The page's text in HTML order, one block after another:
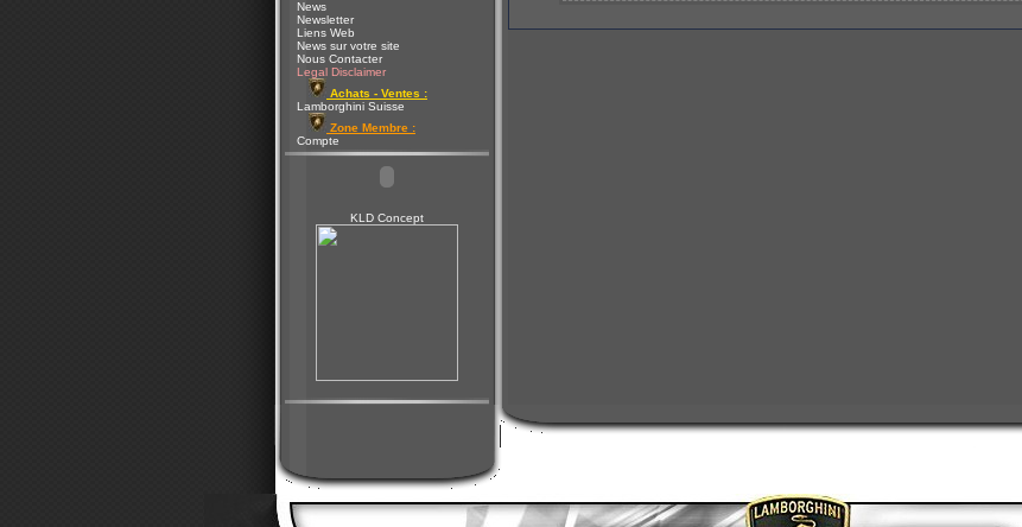
News
Newsletter
Liens Web
News sur votre site
Nous Contacter
Legal Disclaimer
Achats - Ventes :
Lamborghini Suisse
Zone Membre :
Compte
KLD Concept